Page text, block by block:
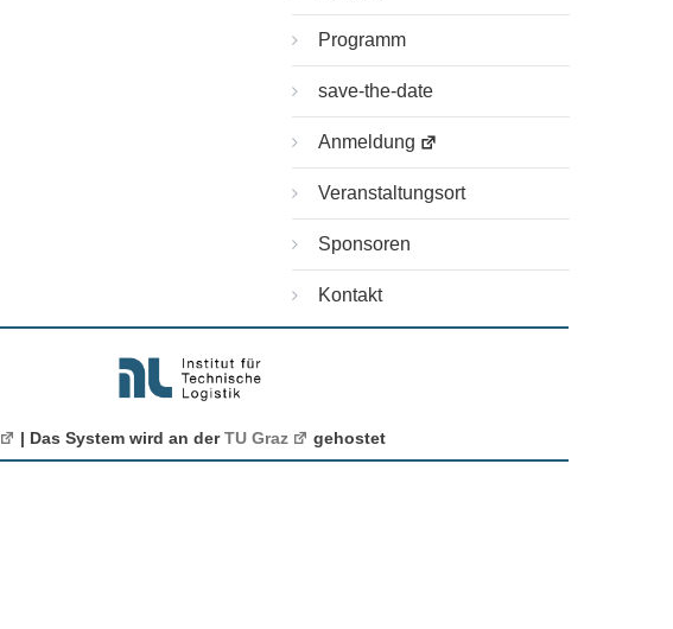
Programm
save-the-date
Anmeldung
Veranstaltungsort
Sponsoren
Kontakt
| Das System wird an derTU Graz gehostet